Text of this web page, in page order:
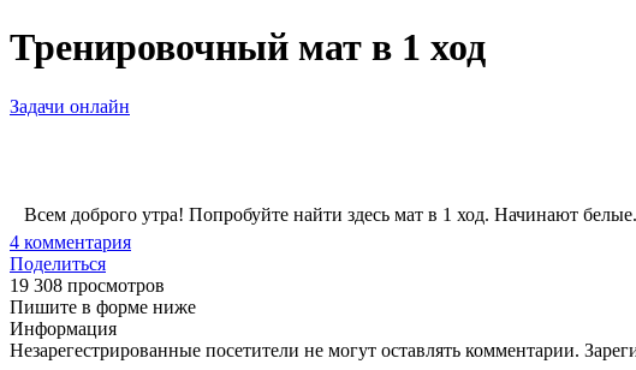
Тренировочный мат в 1 ход
Задачи онлайн
Всем доброго утра! Попробуйте найти здесь мат в 1 ход. Начинают белые.
4 комментария
Поделиться
19 308 просмотров
Пишите в форме ниже
Информация
Незарегестрированные посетители не могут оставлять комментарии.